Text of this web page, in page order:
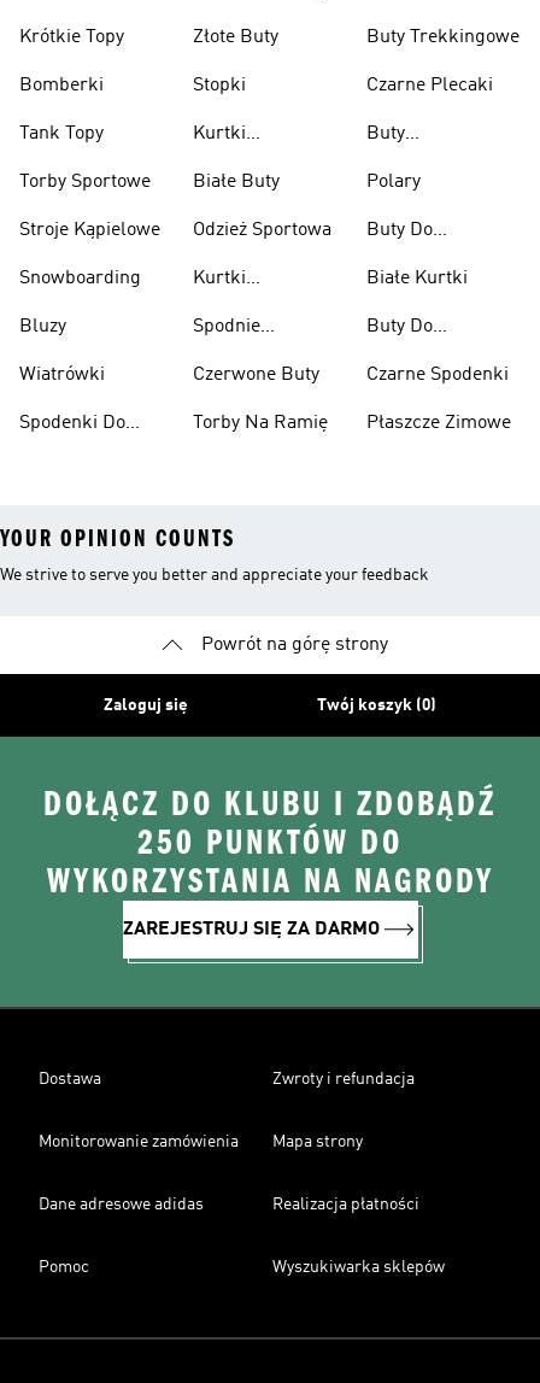
Krótkie Topy
Bomberki
Tank Topy
Torby Sportowe
Stroje Kąpielowe
Snowboarding
Bluzy
Wiatrówki
Spodenki Do
Złote Buty
Stopki
Kurtki
Białe Buty
Odzież Sportowa
Kurtki
Spodnie
Czerwone Buty
Torby Na Ramię
Buty Trekkingowe
Czarne Plecaki
Buty
Polary
Buty Do
Ciężarów
Białe Kurtki
Buty Do
Czarne Spodenki
Płaszcze Zimowe
YOUR OPINION COUNTS
We strive to serve you better and appreciate your feedback
Powrót na górę strony
Zaloguj się Twój koszyk (0)
DOŁĄCZ DO KLUBU I ZDOBĄDŹ
250 PUNKTÓW DO
WYKORZYSTANIA NA NAGRODY
ZAREJESTRUJ SIĘ ZA DARMO
Dostawa Zwroty i refundacja
Monitorowanie zamówienia Mapa strony
Dane adresowe adidas Realizacja płatności
Pomoc Wyszukiwarka sklepów